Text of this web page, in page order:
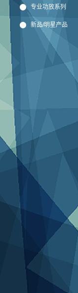
专业功放系列
新品/明星产品